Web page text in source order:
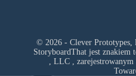
© 2026 - Clever Prototypes,
StoryboardThat jest
, LLC, zarejestrowanym